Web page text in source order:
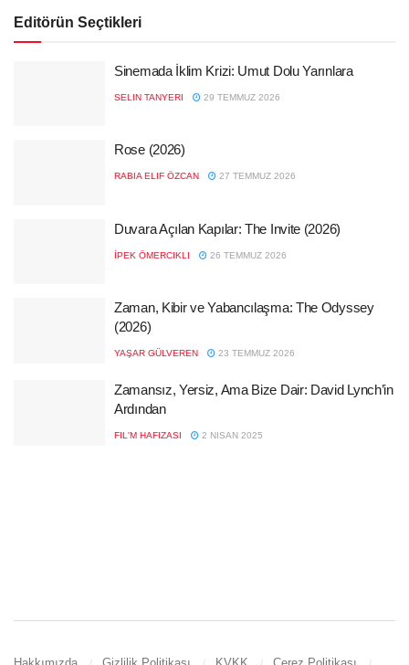
Editörün Seçtikleri
Sinemada İklim Krizi: Umut Dolu Yarınlara
SELIN TANYERI 29 TEMMUZ 2026
Rose (2026)
RABIA ELIF ÖZCAN 27 TEMMUZ 2026
Duvara Açılan Kapılar: The Invite (2026)
İPEK ÖMERCIKLI 26 TEMMUZ 2026
Zaman, Kibir ve Yabancılaşma: The Odyssey
(2026)
YAŞAR GÜLVEREN 23 TEMMUZ 2026
Zamansız, Yersiz, Ama Bize Dair: David Lynch’in
Ardından
FIL'M HAFIZASI 2 NISAN 2025